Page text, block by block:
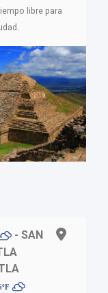
libre para
- SAN